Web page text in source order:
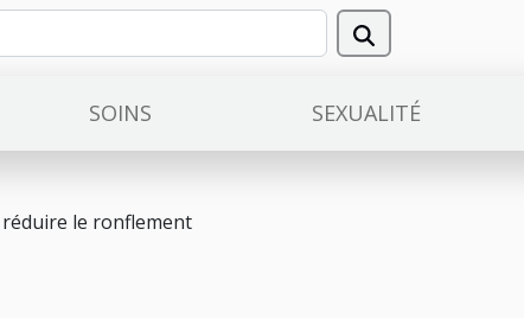
SOINS SEXUALITÉ
le ronflement